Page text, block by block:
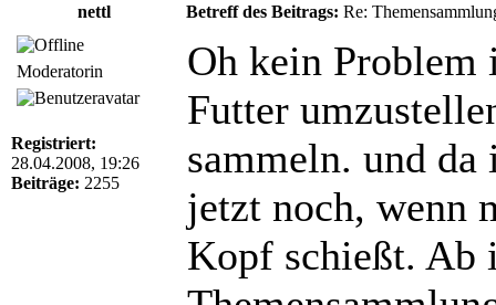
nettl
Betreff des Beitrags: Re:
Moderatorin
Registriert:
28.04.2008, 19:26
Beiträge: 2255
Oh kein Problem
Futter
sammeln. und
jetzt noch, wenn
Kopf schießt. Ab